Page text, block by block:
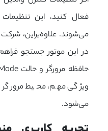
فعال کنید، این
می‌شوند. علاوه‌براین، شرکت
در این موتور جستجو
ویژگی مهم، محیط مرورگر
می‌شود.